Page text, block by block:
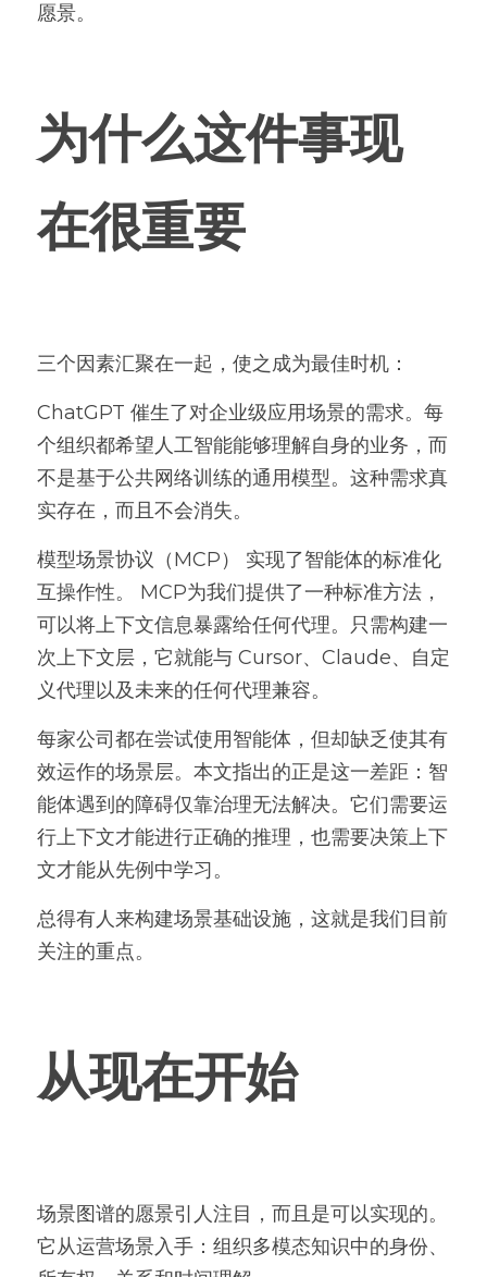
愿景。
为什么这件事现
在很重要
三个因素汇聚在一起，使之成为最佳时机：
ChatGPT 催生了对企业级应用场景的需求。每
个组织都希望人工智能能够理解自身的业务，而
不是基于公共网络训练的通用模型。这种需求真
实存在，而且不会消失。
模型场景协议（MCP） 实现了智能体的标准化
互操作性。 MCP为我们提供了一种标准方法，
可以将上下文信息暴露给任何代理。只需构建一
次上下文层，它就能与 Cursor、Claude、自定
义代理以及未来的任何代理兼容。
每家公司都在尝试使用智能体，但却缺乏使其有
效运作的场景层。本文指出的正是这一差距：智
能体遇到的障碍仅靠治理无法解决。它们需要运
行上下文才能进行正确的推理，也需要决策上下
文才能从先例中学习。
总得有人来构建场景基础设施，这就是我们目前
关注的重点。
从现在开始
场景图谱的愿景引人注目，而且是可以实现的。
它从运营场景入手：组织多模态知识中的身份、